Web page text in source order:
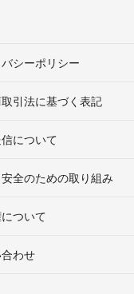
シーポリシー
引法に基づく表記
について
全のための取り組み
ついて
わせ